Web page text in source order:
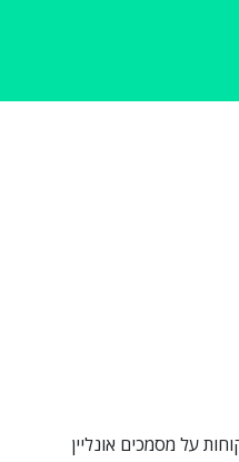
על מסמכים אונליין